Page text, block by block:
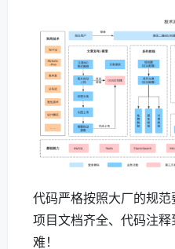
代码严格按照大厂的规范
项目文档齐全、代码注
难！